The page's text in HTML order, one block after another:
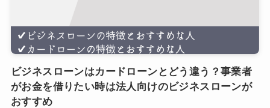
ビジネスローンはカードローンとどう違う？事業者
がお金を借りたい時は法人向けのビジネスローンが
おすすめ